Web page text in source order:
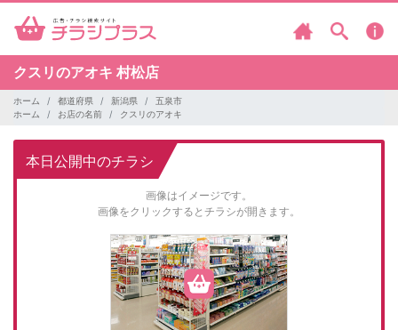
クスリのアオキ 村松店
ホーム 都道府県 新潟県
五泉市
ホーム
お店の名前 クスリのアオキ
本日公開中のチラシ
画像はイメージです。
画像をクリックするとチラシが開きます。